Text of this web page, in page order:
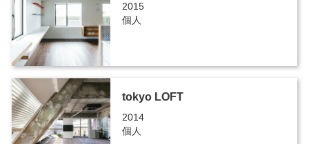
2015
個人
tokyo LOFT
2014
個人